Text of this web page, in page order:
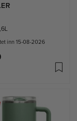
inn 15-08-2026